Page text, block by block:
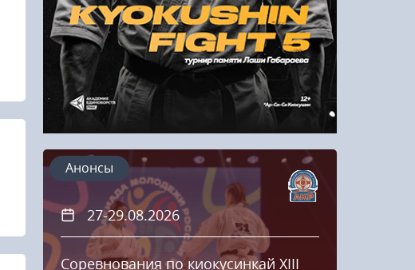
27-29.08.2026
Соревнования по киокусинкай XIII
Анонсы